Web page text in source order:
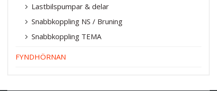
Lastbilspumpar & delar
Snabbkoppling NS / Bruning
Snabbkoppling TEMA
FYNDHÖRNAN